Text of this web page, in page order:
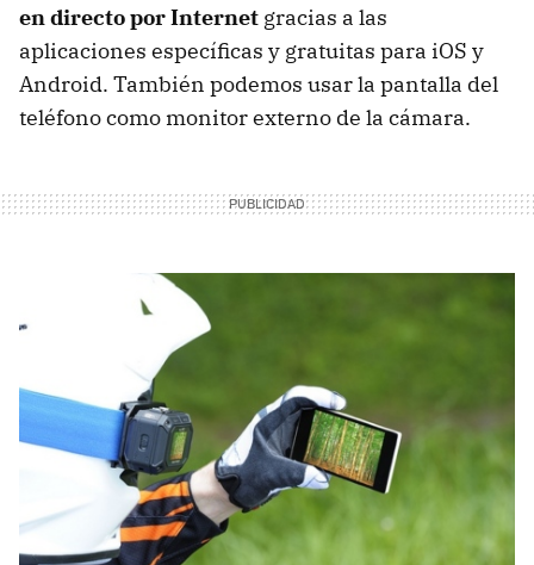
en directo por Internet gracias a las
aplicaciones específicas y gratuitas para iOS y
Android. También podemos usar la pantalla del
teléfono como monitor externo de la cámara.